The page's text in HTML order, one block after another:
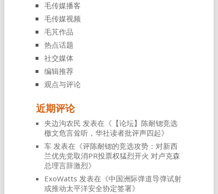
毛传媒播客
毛传媒视频
毛芃作品
热点话题
社交媒体
编辑推荐
观点与评论
近期评论
夹边沟农民 发表在《 【论坛】陈耐锶竞选
檄文危言耸听，华社读者批评声四起》
车发表在《评陈耐锶的竞选攻势：对新西
兰优先党取消PR投票权猛烈开火 对卢克森
总理言辞激烈》
ExoWatts 发表在《中国洲际弹道导弹试射
或推动太平洋安全协定签署》